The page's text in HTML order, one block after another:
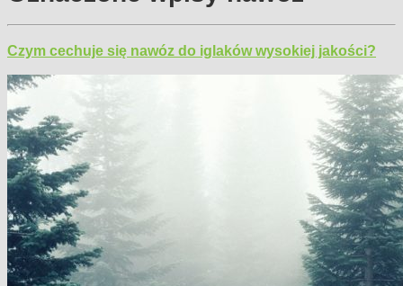
Czym cechuje się nawóz do iglaków wysokiej jakości?